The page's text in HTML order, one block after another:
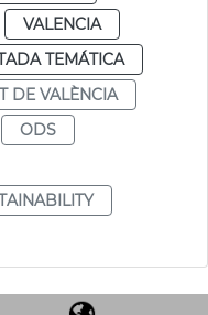
VALENCIA
TEMÁTICA
DE VALÈNCIA
ODS